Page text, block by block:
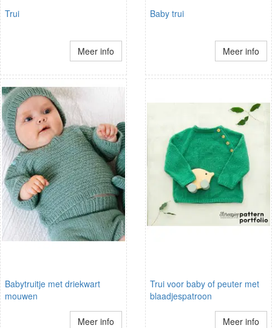
Trui
Meer info
Baby trui
Meer info
Babytruitje met driekwart
mouwen
Meer info
Trui voor baby of peuter met
blaadjespatroon
Meer info